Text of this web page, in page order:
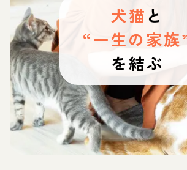
犬猫 と
“一生の家族
を結ぶ